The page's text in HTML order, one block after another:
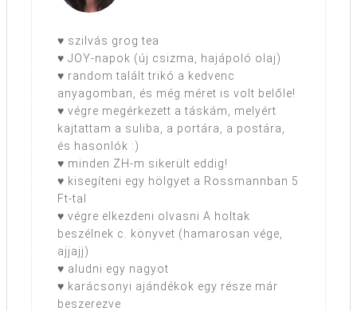
♥ szilvás grog tea
♥ JOY-napok (új csizma, hajápoló olaj)
♥ random talált trikó a kedvenc
anyagomban, és még méret is volt belőle!
♥ végre megérkezett a táskám, melyért
kajtattam a suliba, a portára, a postára,
és hasonlók :)
♥ minden ZH-m sikerült eddig!
♥ kisegíteni egy hölgyet a Rossmannban 5
Ft-tal
♥ végre elkezdeni olvasni A holtak
beszélnek c. könyvet (hamarosan vége,
ajjajj)
♥ aludni egy nagyot
♥ karácsonyi ajándékok egy része már
beszerezve